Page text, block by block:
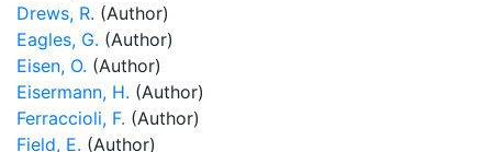
Drews, R. (Author)
Eagles, G. (Author)
Eisen, O. (Author)
Eisermann, H. (Author)
Ferraccioli, F. (Author)
Field, E. (Author)